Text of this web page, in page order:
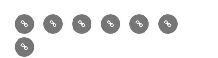
Accueil Blog
Godefroy
Blog
Ariane
Blog
Nathalie
Blog
Lucille
Contact
[RSS]